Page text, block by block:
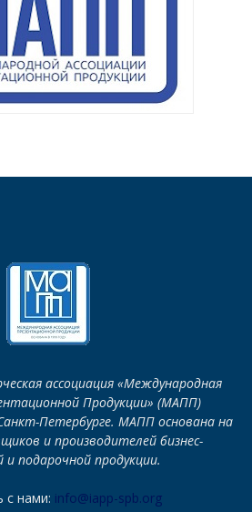
ассоциация «Международная
Продукции» (МАПП)
Петербурге. МАПП основана на
и производителей бизнес-
и подарочной продукции.
с нами: info@iapp-spb.org